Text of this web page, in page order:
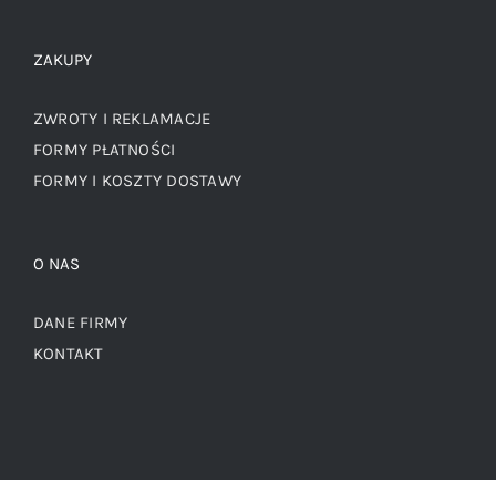
ZAKUPY
ZWROTY I REKLAMACJE
FORMY PŁATNOŚCI
FORMY I KOSZTY DOSTAWY
O NAS
DANE FIRMY
KONTAKT